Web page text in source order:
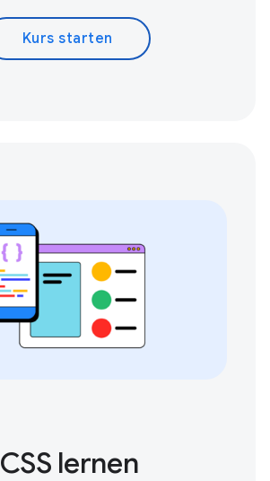
Kurs starten
CSS lernen